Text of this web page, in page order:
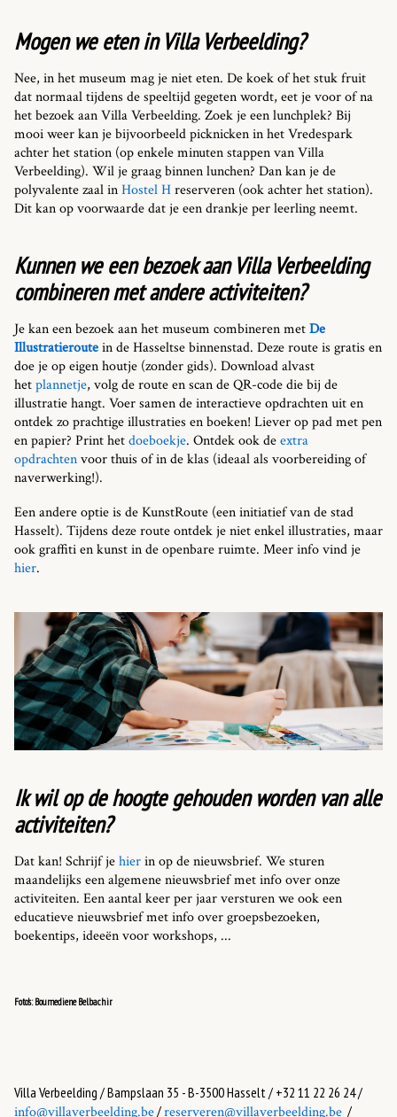
Mogen we eten in Villa Verbeelding?
Nee, in het museum mag je niet eten. De koek of het stuk fruit
dat normaal tijdens de speeltijd gegeten wordt, eet je voor of na
het bezoek aan Villa Verbeelding. Zoek je een lunchplek? Bij
mooi weer kan je bijvoorbeeld picknicken in het Vredespark
achter het station (op enkele minuten stappen van Villa
Verbeelding). Wil je graag binnen lunchen? Dan kan je de
polyvalente zaal inHostel Hreserveren (ook achter het station).
Dit kan op voorwaarde dat je een drankje per leerling neemt.
Kunnen we een bezoek aan Villa Verbeelding
combineren met andere activiteiten?
Je kan een bezoek aan het museum combineren metDe
Illustratieroutein de Hasseltse binnenstad. Deze route is gratis en
doe je op eigen houtje (zonder gids). Download alvast
hetplannetje, volg de route en scan de QR-code die bij de
illustratie hangt. Voer samen de interactieve opdrachten uit en
ontdek zo prachtige illustraties en boeken! Liever op pad met pen
en papier? Print hetdoeboekje. Ontdek ook deextra
opdrachtenvoor thuis of in de klas (ideaal als voorbereiding of
naverwerking!).
Een andere optie is de KunstRoute (een initiatief van de stad
Hasselt). Tijdens deze route ontdek je niet enkel illustraties, maar
ook graffiti en kunst in de openbare ruimte. Meer info vind je
hier.
Ik wil op de hoogte gehouden worden van alle
activiteiten?
Dat kan! Schrijf jehierin op de nieuwsbrief. We sturen
maandelijks een algemene nieuwsbrief met info over onze
activiteiten. Een aantal keer per jaar versturen we ook een
educatieve nieuwsbrief met info over groepsbezoeken,
boekentips, ideeën voor workshops, ...
Foto's: Boumediene Belbachir
Villa Verbeelding / Bampslaan 35 - B-3500 Hasselt / +32 11 22 26 24 /
info@villaverbeelding.be/reserveren@villaverbeelding.be /